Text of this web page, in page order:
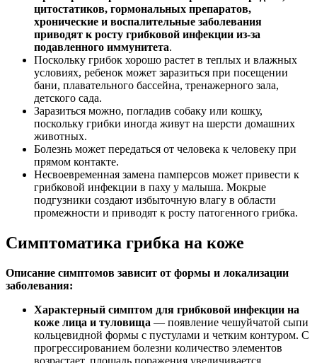
цитостатиков, гормональных препаратов,
хронические и воспалительные заболевания
приводят к росту грибковой инфекции из-за
подавленного иммунитета.
Поскольку грибок хорошо растет в теплых и влажных
условиях, ребенок может заразиться при посещении
бани, плавательного бассейна, тренажерного зала,
детского сада.
Заразиться можно, погладив собаку или кошку,
поскольку грибки иногда живут на шерсти домашних
животных.
Болезнь может передаться от человека к человеку при
прямом контакте.
Несвоевременная замена памперсов может привести к
грибковой инфекции в паху у малыша. Мокрые
подгузники создают избыточную влагу в области
промежности и приводят к росту патогенного грибка.
Симптоматика грибка на коже
Описание симптомов зависит от формы и локализации
заболевания:
Характерный симптом для грибковой инфекции на
коже лица и туловища — появление чешуйчатой сыпи
кольцевидной формы с пустулами и четким контуром. С
прогрессированием болезни количество элементов